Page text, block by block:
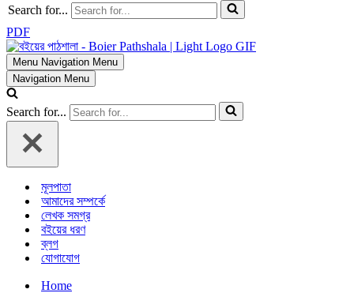
Search for...
PDF
Menu Navigation Menu
Navigation Menu
Search for...
মূলপাতা
আমাদের সম্পর্কে
লেখক সমগ্র
বইয়ের ধরণ
ব্লগ
যোগাযোগ
Home